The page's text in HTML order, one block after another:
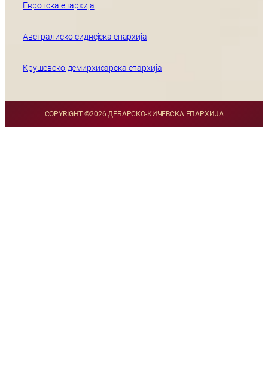
Европска епархија
Австралиско-сиднејска епархија
Крушевско-демирхисарска епархија
COPYRIGHT ©2026 ДЕБАРСКО-КИЧЕВСКА ЕПАРХИЈА